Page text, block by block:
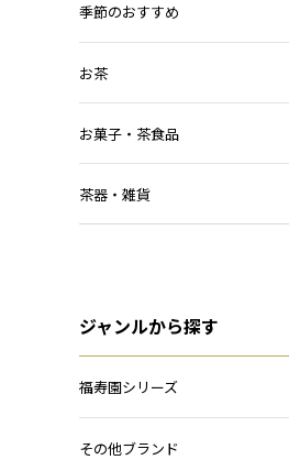
季節のおすすめ
お茶
お菓子・茶食品
茶器・雑貨
ジャンルから探す
福寿園シリーズ
その他ブランド